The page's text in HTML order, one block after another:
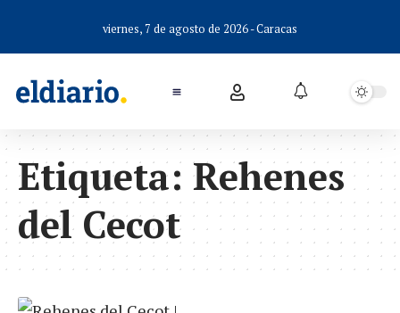
viernes, 7 de agosto de 2026 - Caracas
Etiqueta: Rehenes
del Cecot